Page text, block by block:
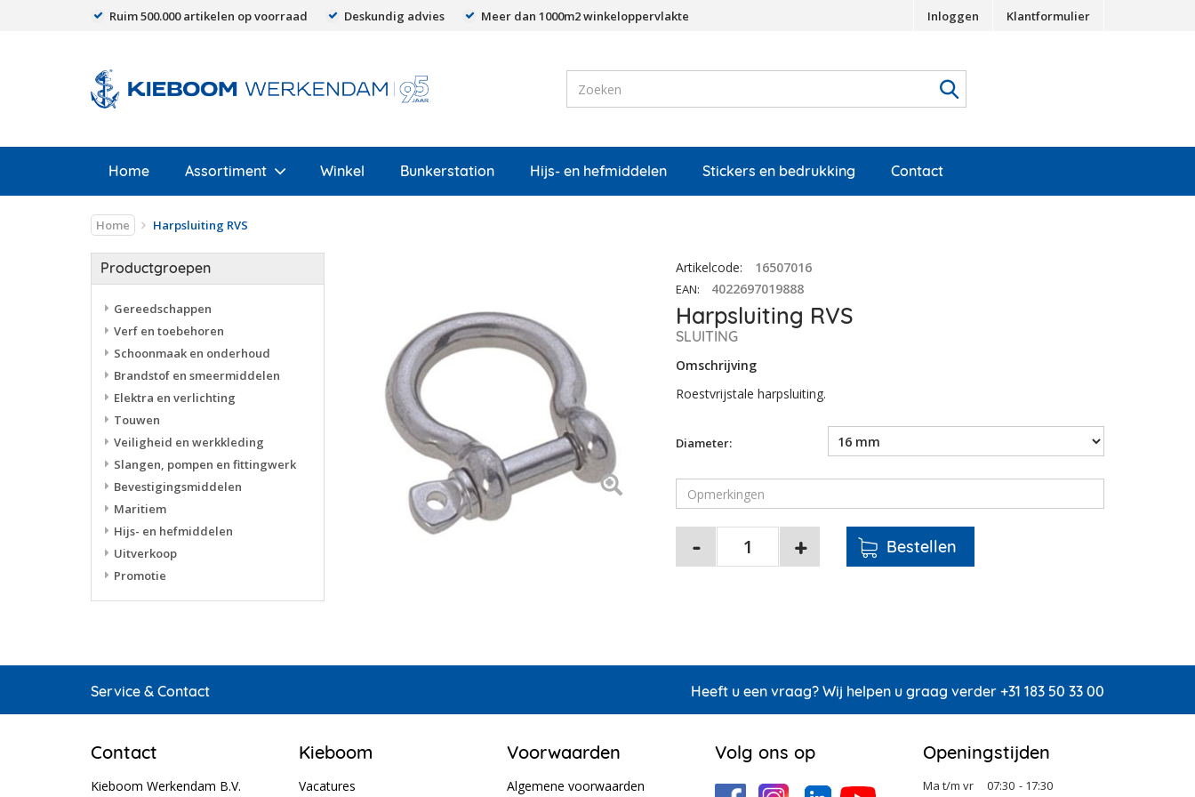
Ruim 500.000 artikelen op voorraad Deskundig advies Meer dan 1000m2 winkeloppervlakte Inloggen Klantformulier
Home Assortiment Winkel Bunkerstation Hijs- en hefmiddelen Stickers en bedrukking Contact
Home Harpsluiting RVS
Productgroepen
Gereedschappen
Verf en toebehoren
Schoonmaak en onderhoud
Brandstof en smeermiddelen
Elektra en verlichting
Touwen
Veiligheid en werkkleding
Slangen, pompen en fittingwerk
Bevestigingsmiddelen
Maritiem
Hijs- en hefmiddelen
Uitverkoop
Promotie
Artikelcode: 16507016
EAN: 4022697019888
Harpsluiting RVS
SLUITING
Omschrijving
Roestvrijstale harpsluiting.
Diameter:
Service & Contact Heeft u een vraag? Wij helpen u graag verder +31 183 50 33 00
Contact
Kieboom Werkendam B.V.
Kieboom
Vacatures
Voorwaarden
Algemene voorwaarden
Volg ons op Openingstijden
Ma t/m vr 07:30 - 17:30